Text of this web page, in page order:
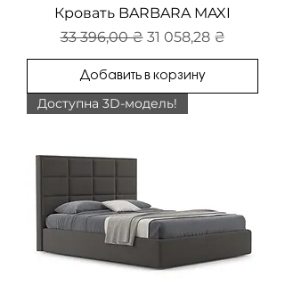
Кровать BARBARA MAXI
Обычная цена
33 396,00 ₴ Цена со скидкой
31 058,28 ₴
Добавить в корзину
Доступна 3D-модель!